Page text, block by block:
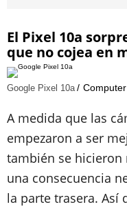
El Pixel 10a
que no cojea en
Google Pixel 10a
A medida que las
empezaron a ser
también se hicieron
una consecuencia
la parte trasera. Así